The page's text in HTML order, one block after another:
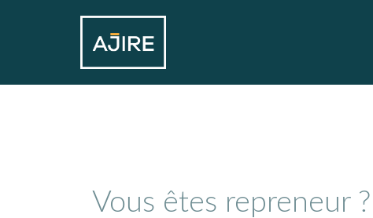
Vous êtes repreneur ?